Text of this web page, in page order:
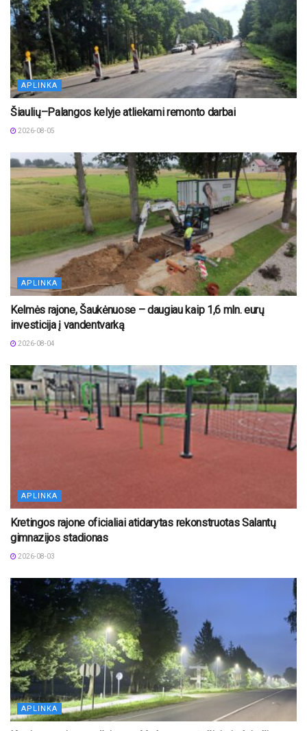
APLINKA
Šiaulių–Palangos kelyje atliekami remonto darbai
2026-08-05
APLINKA
Kelmės rajone, Šaukėnuose – daugiau kaip 1,6 mln. eurų
investicija į vandentvarką
2026-08-04
APLINKA
Kretingos rajone oficialiai atidarytas rekonstruotas Salantų
gimnazijos stadionas
2026-08-03
APLINKA